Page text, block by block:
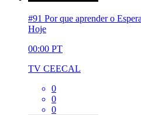
#91 Por que aprender o
Hoje
00:00 PT
TV CEECAL
0
0
0